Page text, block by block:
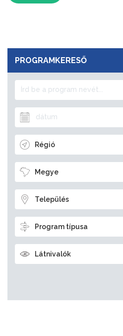
PROGRAMKERESŐ
Régió
Megye
Település
Program típusa
Látnivalók